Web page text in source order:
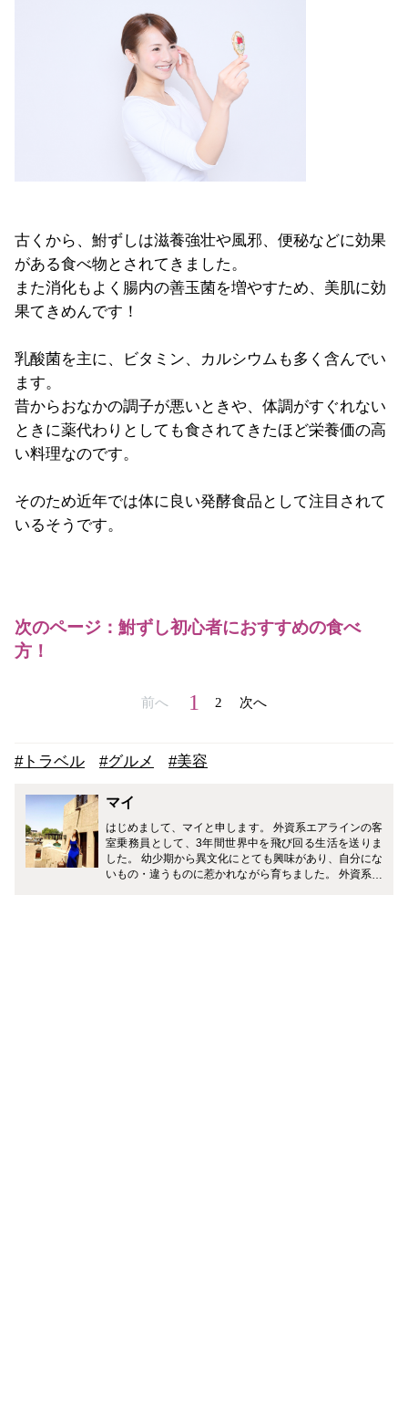
古くから、鮒ずしは滋養強壮や風邪、便秘などに効果
がある食べ物とされてきました。
また消化もよく腸内の善玉菌を増やすため、美肌に効
果てきめんです！
乳酸菌を主に、ビタミン、カルシウムも多く含んでい
ます。
昔からおなかの調子が悪いときや、体調がすぐれない
ときに薬代わりとしても食されてきたほど栄養価の高
い料理なのです。
そのため近年では体に良い発酵食品として注目されて
いるそうです。
次のページ：鮒ずし初心者におすすめの食べ
方！
前へ 1 2 次へ
#トラベル #グルメ #美容
マイ
はじめまして、マイと申します。 外資系エアラインの客
室乗務員として、3年間世界中を飛び回る生活を送りま
した。 幼少期から異文化にとても興味があり、自分にな
いもの・違うものに惹かれながら育ちました。 外資系エ